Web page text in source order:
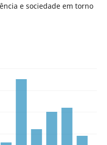
e sociedade em torno